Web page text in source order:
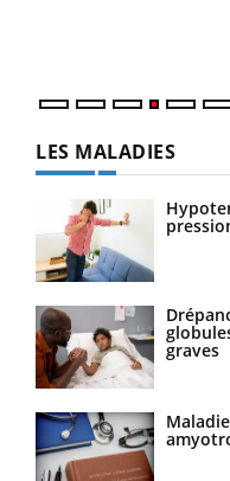
LES MALADIES
graves